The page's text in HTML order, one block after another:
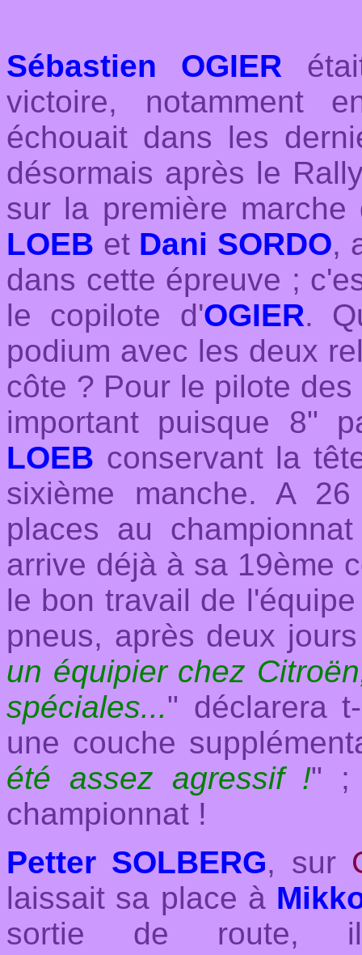
Sébastien OGIER
victoire, notamment
échouait dans les
désormais après le
sur la première
LOEB et Dani SORDO,
dans cette épreuve ;
le copilote d'OGIER.
podium avec les deux
côte ? Pour le pilote des
important puisque 8"
LOEB conservant la
sixième manche. A
places au
arrive déjà à sa 19ème
le bon travail de
pneus, après deux
un équipier chez
spéciales..." déclarera
une couche
été assez agressif !" ;
championnat !
Petter SOLBERG, sur
laissait sa place à
sortie de route,